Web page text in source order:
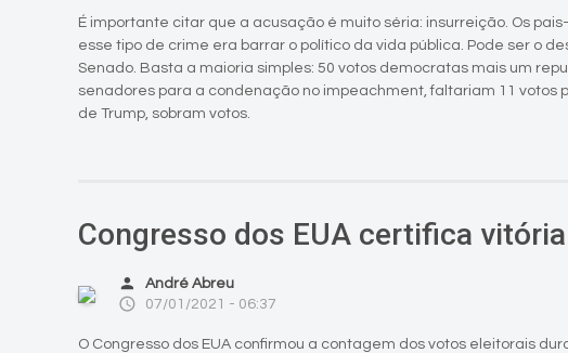
É importante citar que a acusação é muito séria: insurreição. Os
esse tipo de crime era barrar o político da vida pública. Pode ser o
Senado. Basta a maioria simples: 50 votos democratas mais um
senadores para a condenação no impeachment, faltariam 11 votos
de Trump, sobram votos.
Congresso dos EUA certifica
person André Abreu
access_time 07/01/2021 - 06:37
O Congresso dos EUA confirmou a contagem dos votos eleitorais